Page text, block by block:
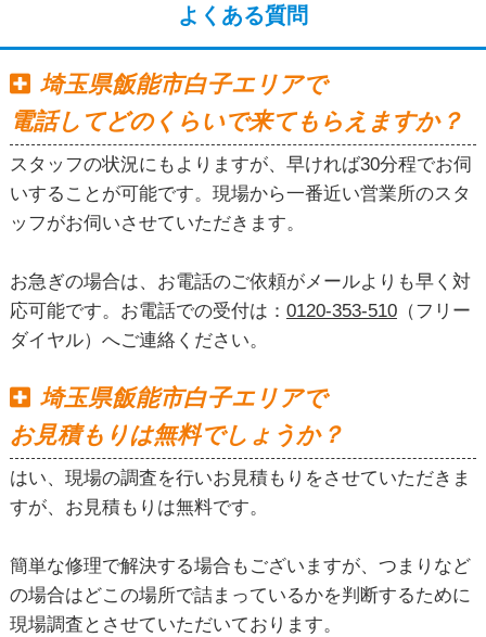
よくある質問
埼玉県飯能市白子エリアで
電話してどのくらいで来てもらえますか？
スタッフの状況にもよりますが、早ければ30分程でお伺
いすることが可能です。現場から一番近い営業所のスタ
ッフがお伺いさせていただきます。
お急ぎの場合は、お電話のご依頼がメールよりも早く対
応可能です。お電話での受付は： 0120-353-510（フリー
ダイヤル）へご連絡ください。
埼玉県飯能市白子エリアで
お見積もりは無料でしょうか？
はい、現場の調査を行いお見積もりをさせていただきま
すが、お見積もりは無料です。
簡単な修理で解決する場合もございますが、つまりなど
の場合はどこの場所で詰まっているかを判断するために
現場調査とさせていただいております。